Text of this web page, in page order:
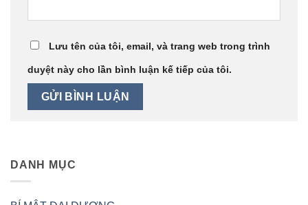
Lưu tên của tôi, email, và trang web trong trình
duyệt này cho lần bình luận kế tiếp của tôi.
DANH MỤC